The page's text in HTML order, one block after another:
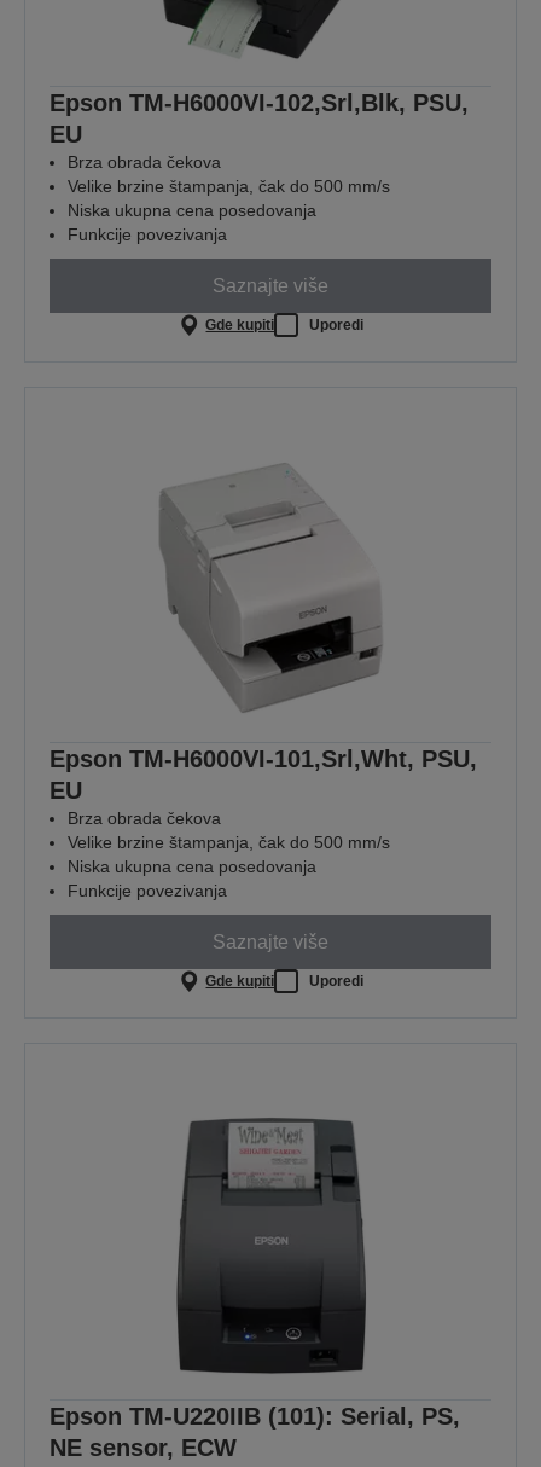
Epson TM-H6000VI-102,Srl,Blk, PSU,
EU
Brza obrada čekova
Velike brzine štampanja, čak do 500 mm/s
Niska ukupna cena posedovanja
Funkcije povezivanja
Saznajte više
Gde kupiti Uporedi
Epson TM-H6000VI-101,Srl,Wht, PSU,
EU
Brza obrada čekova
Velike brzine štampanja, čak do 500 mm/s
Niska ukupna cena posedovanja
Funkcije povezivanja
Saznajte više
Gde kupiti Uporedi
Epson TM-U220IIB (101): Serial, PS,
NE sensor, ECW